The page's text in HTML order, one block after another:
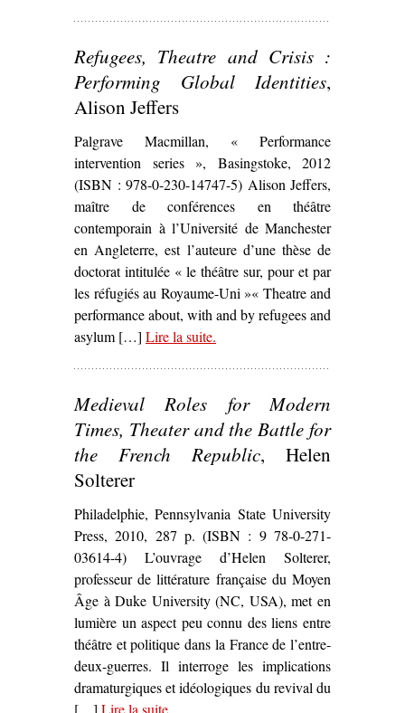
Refugees, Theatre and Crisis :
Performing Global Identities,
Alison Jeffers
Palgrave Macmillan, « Performance
intervention series », Basingstoke, 2012
(ISBN : 978-0-230-14747-5) Alison Jeffers,
maître de conférences en théâtre
contemporain à l’Université de Manchester
en Angleterre, est l’auteure d’une thèse de
doctorat intitulée « le théâtre sur, pour et par
les réfugiés au Royaume-Uni »« Theatre and
performance about, with and by refugees and
asylum […] Lire la suite– ‘
.
Medieval Roles for Modern
Times, Theater and the Battle for
the French Republic, Helen
Solterer
Philadelphie, Pennsylvania State University
Press, 2010, 287 p. (ISBN : 9 78-0-271-
03614-4) L’ouvrage d’Helen Solterer,
professeur de littérature française du Moyen
Âge à Duke University (NC, USA), met en
lumière un aspect peu connu des liens entre
théâtre et politique dans la France de l’entre-
deux-guerres. Il interroge les implications
dramaturgiques et idéologiques du revival du